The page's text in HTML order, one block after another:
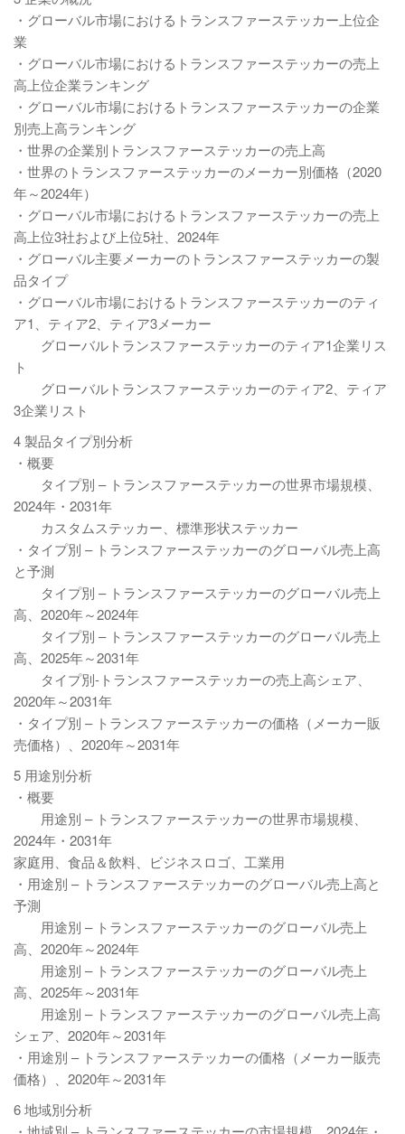
・グローバル市場におけるトランスファーステッカー上位企
業
・グローバル市場におけるトランスファーステッカーの売上
高上位企業ランキング
・グローバル市場におけるトランスファーステッカーの企業
別売上高ランキング
・世界の企業別トランスファーステッカーの売上高
・世界のトランスファーステッカーのメーカー別価格（2020
年～2024年）
・グローバル市場におけるトランスファーステッカーの売上
高上位3社および上位5社、2024年
・グローバル主要メーカーのトランスファーステッカーの製
品タイプ
・グローバル市場におけるトランスファーステッカーのティ
ア1、ティア2、ティア3メーカー
グローバルトランスファーステッカーのティア1企業リス
ト
グローバルトランスファーステッカーのティア2、ティア
3企業リスト
4 製品タイプ別分析
・概要
タイプ別 – トランスファーステッカーの世界市場規模、
2024年・2031年
カスタムステッカー、標準形状ステッカー
・タイプ別 – トランスファーステッカーのグローバル売上高
と予測
タイプ別 – トランスファーステッカーのグローバル売上
高、2020年～2024年
タイプ別 – トランスファーステッカーのグローバル売上
高、2025年～2031年
タイプ別-トランスファーステッカーの売上高シェア、
2020年～2031年
・タイプ別 – トランスファーステッカーの価格（メーカー販
売価格）、2020年～2031年
5 用途別分析
・概要
用途別 – トランスファーステッカーの世界市場規模、
2024年・2031年
家庭用、食品＆飲料、ビジネスロゴ、工業用
・用途別 – トランスファーステッカーのグローバル売上高と
予測
用途別 – トランスファーステッカーのグローバル売上
高、2020年～2024年
用途別 – トランスファーステッカーのグローバル売上
高、2025年～2031年
用途別 – トランスファーステッカーのグローバル売上高
シェア、2020年～2031年
・用途別 – トランスファーステッカーの価格（メーカー販売
価格）、2020年～2031年
6 地域別分析